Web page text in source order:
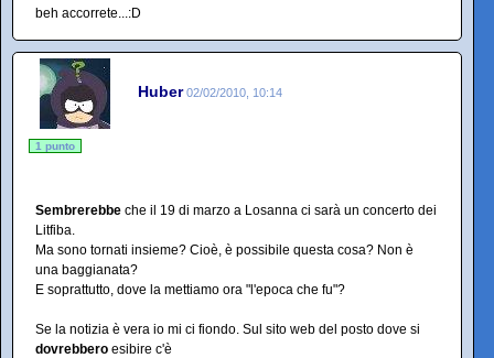
beh accorrete...:D
Huber 02/02/2010, 10:14
1 punto
Sembrerebbe che il 19 di marzo a Losanna ci sarà un concerto dei
Litfiba.
Ma sono tornati insieme? Cioè, è possibile questa cosa? Non è
una baggianata?
E soprattutto, dove la mettiamo ora "l'epoca che fu"?
Se la notizia è vera io mi ci fiondo. Sul sito web del posto dove si
dovrebbero esibire c'è